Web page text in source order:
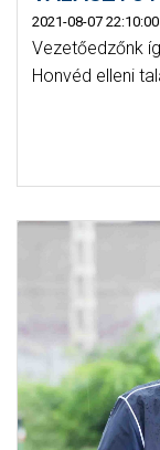
2021-08-07 22:10:00
Vezetőedzőnk
Honvéd elleni